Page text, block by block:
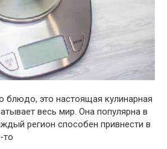
блюдо, это настоящая кулинарная
весь мир. Она популярна в
регион способен привнести в
то